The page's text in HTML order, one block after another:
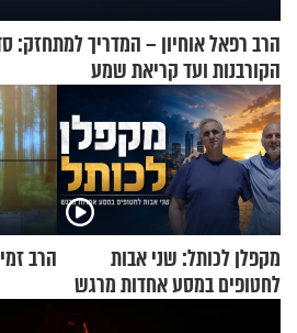
הרב רפאל אוחיון – המדריך למתחזק:
הקורבנות ועד קריאת שמע
מקפלן לכותל: שני אבות
לחטופים במסע אחדות מרגש
הרב